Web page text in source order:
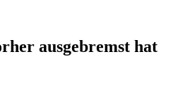
ausgebremst hat